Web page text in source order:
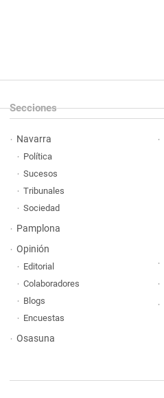
Secciones
Navarra
Política
Sucesos
Tribunales
Sociedad
Pamplona
Opinión
Editorial
Colaboradores
Blogs
Encuestas
Osasuna